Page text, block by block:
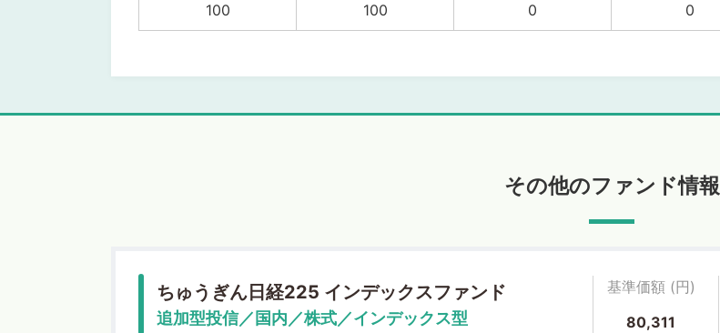
100 100 0 0
その他のファンド情報
ちゅうぎん日経225 インデックスファンド
追加型投信／国内／株式／インデックス型
基準価額 (円)
80,311